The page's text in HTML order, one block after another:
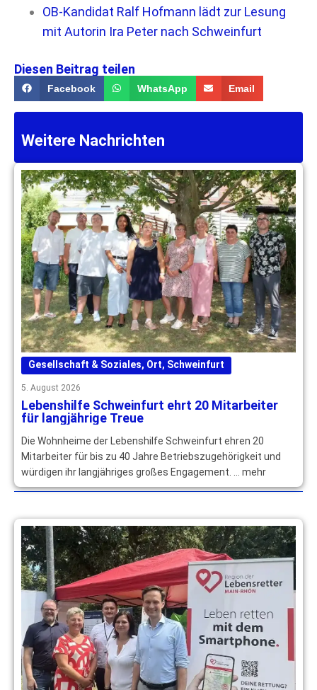
OB-Kandidat Ralf Hofmann lädt zur Lesung
mit Autorin Ira Peter nach Schweinfurt
Diesen Beitrag teilen
Facebook WhatsApp Email
Weitere Nachrichten
Gesellschaft & Soziales, Ort, Schweinfurt
5. August 2026
Lebenshilfe Schweinfurt ehrt 20 Mitarbeiter
für langjährige Treue
Die Wohnheime der Lebenshilfe Schweinfurt ehren 20
Mitarbeiter für bis zu 40 Jahre Betriebszugehörigkeit und
würdigen ihr langjähriges großes Engagement. … mehr